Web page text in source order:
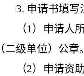
3. 申请书填
（1）申请人
（二级单位）公
（2）申请资